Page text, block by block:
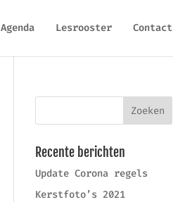
Agenda Lesrooster Contact
Recente berichten
Update Corona regels
Kerstfoto’s 2021